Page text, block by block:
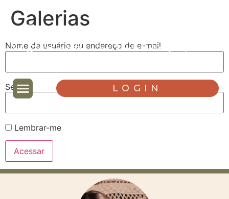
LOGIN
Galerias
Nome de usuário ou endereço de e-mail
Senha
Lembrar-me